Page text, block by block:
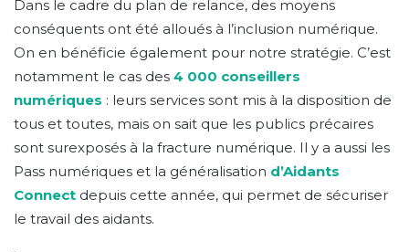
Dans le cadre du plan de relance, des moyens
conséquents ont été alloués à l’inclusion numérique.
On en bénéficie également pour notre stratégie. C’est
notamment le cas des 4 000 conseillers
numériques : leurs services sont mis à la disposition de
tous et toutes, mais on sait que les publics précaires
sont surexposés à la fracture numérique. Il y a aussi les
Pass numériques et la généralisation d’Aidants
Connect depuis cette année, qui permet de sécuriser
le travail des aidants.